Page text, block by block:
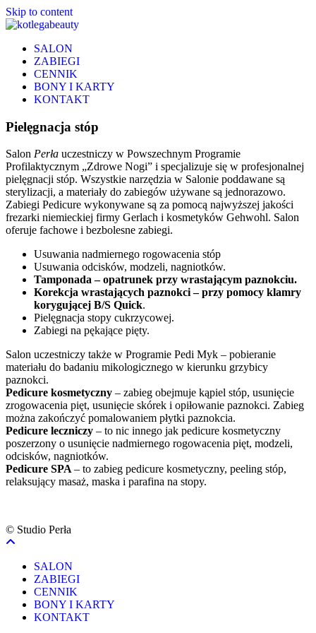
Skip to content
SALON
ZABIEGI
CENNIK
BONY I KARTY
KONTAKT
Pielęgnacja stóp
Salon Perła uczestniczy w Powszechnym Programie
Profilaktycznym „Zdrowe Nogi” i specjalizuje się w profesjonalnej
pielęgnacji stóp. Wszystkie narzędzia w Salonie poddawane są
sterylizacji, a materiały do zabiegów używane są jednorazowo.
Zabiegi Pedicure wykonywane są za pomocą najwyższej jakości
frezarki niemieckiej firmy Gerlach i kosmetyków Gehwohl. Salon
oferuje fachowe i bezbolesne zabiegi.
Usuwania nadmiernego rogowacenia stóp
Usuwania odcisków, modzeli, nagniotków.
Tamponada – opatrunek przy wrastającym paznokciu.
Korekcja wrastających paznokci – przy pomocy klamry
korygującej B/S Quick.
Pielęgnacja stopy cukrzycowej.
Zabiegi na pękające pięty.
Salon uczestniczy także w Programie Pedi Myk – pobieranie
materiału do badaniu mikologicznego w kierunku grzybicy
paznokci.
Pedicure kosmetyczny – zabieg obejmuje kąpiel stóp, usunięcie
zrogowacenia pięt, usunięcie skórek i opiłowanie paznokci. Zabieg
można zakończyć pomalowaniem płytki paznokcia.
Pedicure leczniczy – to nic innego jak pedicure kosmetyczny
poszerzony o usunięcie nadmiernego rogowacenia pięt, modzeli,
odcisków, nagniotków.
Pedicure SPA– to zabieg pedicure kosmetyczny, peeling stóp,
relaksujący masaż, maska i parafina na stopy.
© Studio Perła
SALON
ZABIEGI
CENNIK
BONY I KARTY
KONTAKT